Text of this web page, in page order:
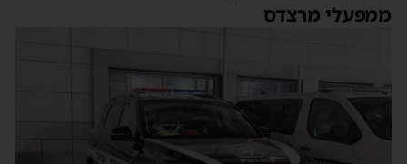
מרצדס